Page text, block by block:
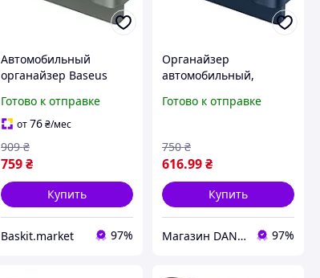
Автомобильный
органайзер Baseus
сиденьями с
подстаканником Серый
Готово к отправке
от76 ₴/мес
759 ₴
909 ₴
Купить
Baskit.market 97%
Органайзер
автомобильный,
Baseus OrganizeFun
Готово к отправке
616.99₴
750 ₴
Купить
Магазин DANDI 97%